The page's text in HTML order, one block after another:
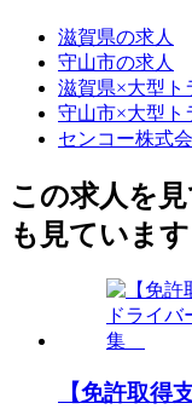
滋賀県の求人
守山市の求人
滋賀県×大型ト
守山市×大型ト
センコー株式
この求人を
も見ています
【免許取得